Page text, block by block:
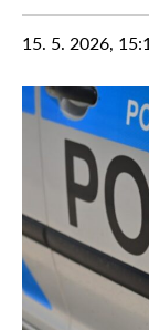
15. 5. 2026,